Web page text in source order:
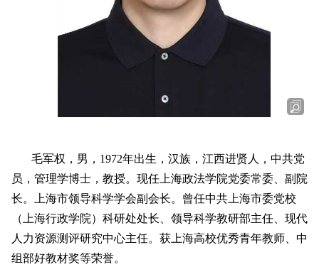
毛军权，男，1972年出生，汉族，江西进贤人，中共党
员，管理学博士，教授。现任上海政法学院党委常委、副院
长。上海市领导科学学会副会长。曾任中共上海市委党校
（上海行政学院）科研处处长、领导科学教研部主任、现代
人力资源测评研究中心主任。获上海高校优秀青年教师、中
组部好教材奖等荣誉。